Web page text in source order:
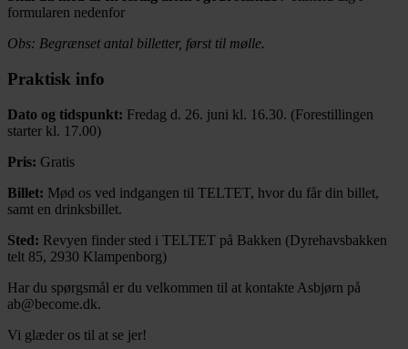
formularen nedenfor
Obs: Begrænset antal billetter, først til mølle.
Praktisk info
Dato og tidspunkt: Fredag d. 26. juni kl. 16.30. (Forestillingen
starter kl. 17.00)
Pris: Gratis
Billet: Mød os ved indgangen til TELTET, hvor du får din billet,
samt en drinksbillet.
Sted: Revyen finder sted i TELTET på Bakken (Dyrehavsbakken
telt 85, 2930 Klampenborg)
Har du spørgsmål er du velkommen til at kontakte Asbjørn på
ab@become.dk.
Vi glæder os til at se jer!